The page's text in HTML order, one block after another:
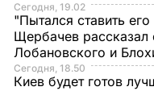
Сегодня, 19.02
"Пытался ставить
Щербачев рассказал
Лобановского и
Сегодня, 18.50
Киев будет готов